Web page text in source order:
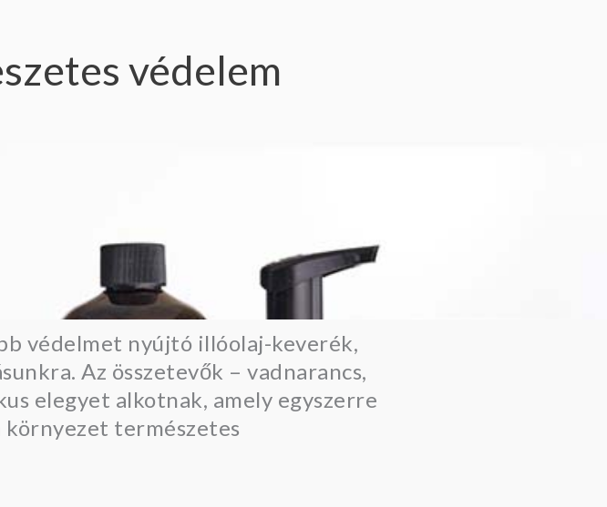
védelem
védelmet nyújtó illóolaj-keverék,
Az összetevők – vadnarancs,
elegyet alkotnak, amely egyszerre
természetes